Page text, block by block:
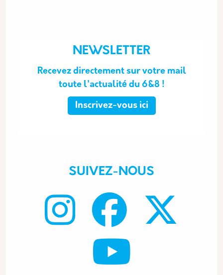
NEWSLETTER
Recevez directement sur votre mail
toute l'actualité du 6&8 !
Inscrivez-vous ici
SUIVEZ-NOUS